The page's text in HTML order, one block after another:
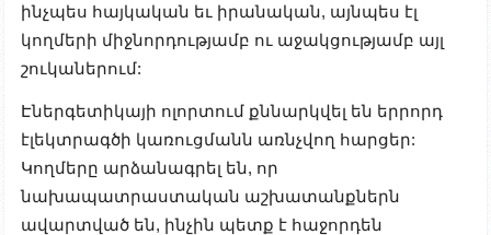
ինչպես հայկական եւ իրանական, այնպես էլ
կողմերի միջնորդությամբ ու աջակցությամբ այլ
շուկաներում:
Էներգետիկայի ոլորտում քննարկվել են երրորդ
էլեկտրագծի կառուցմանն առնչվող հարցեր:
Կողմերը արձանագրել են, որ
նախապատրաստական աշխատանքներն
ավարտված են, ինչին պետք է հաջորդեն